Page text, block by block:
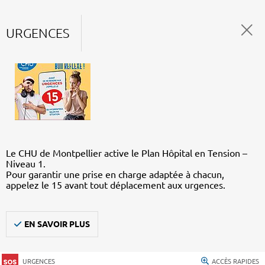
URGENCES
Le CHU de Montpellier active le Plan Hôpital en Tension –
Niveau 1.
Pour garantir une prise en charge adaptée à chacun,
appelez le 15 avant tout déplacement aux urgences.
EN SAVOIR PLUS
URGENCES ACCÈS RAPIDES